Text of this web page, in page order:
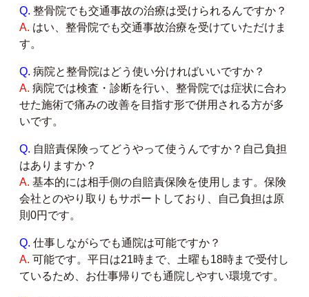
Q. 整骨院でも交通事故の治療は受けられるんですか？
A. はい、整骨院でも交通事故治療を受けていただけま
す。
Q. 病院と整骨院はどう使い分ければいいですか？
A. 病院では検査・診断を行い、整骨院では症状に合わ
せた施術で痛みの改善を目指す形で併用される方が多
いです。
Q. 自賠責保険ってどうやって使うんですか？自己負担
はありますか？
A. 基本的には相手側の自賠責保険を使用します。保険
会社とのやり取りもサポートしており、自己負担は原
則0円です。
Q. 仕事しながらでも通院は可能ですか？
A. 可能です。平日は21時まで、土曜も18時まで受付し
ているため、お仕事帰りでも通院しやすい環境です。